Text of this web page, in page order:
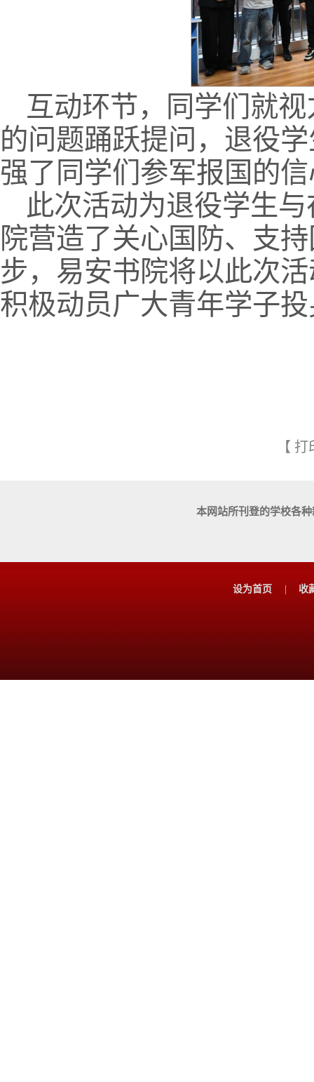
互动环节，同学们就
的问题踊跃提问，退役
强了同学们参军报国的
此次活动为退役学生
院营造了关心国防、支
步，易安书院将以此次
积极动员广大青年学子
【 打
本网站所刊登的学校各
设为首页 收